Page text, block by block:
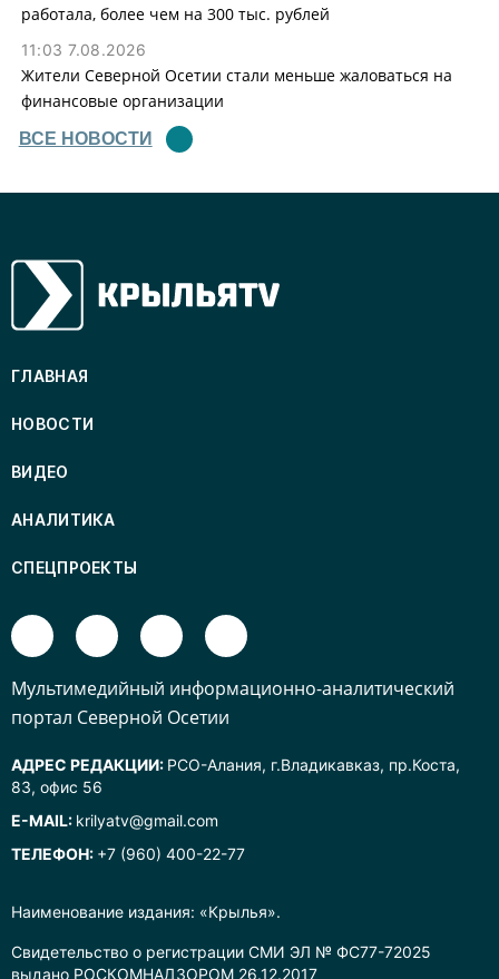
работала, более чем на 300 тыс. рублей
11:03 7.08.2026
Жители Северной Осетии стали меньше жаловаться на
финансовые организации
ВСЕ НОВОСТИ
Наименование издания: «Крылья».
Свидетельство о регистрации СМИ ЭЛ № ФС77-72025
выдано РОСКОМНАДЗОРОМ 26.12.2017
ГЛАВНАЯ
НОВОСТИ
ВИДЕО
АНАЛИТИКА
СПЕЦПРОЕКТЫ
Mультимедийный информационно-аналитический
портал Северной Осетии
АДРЕС РЕДАКЦИИ: РСО-Алания, г.Владикавказ, пр.Коста,
83, офис 56
E-MAIL: krilyatv@gmail.com
ТЕЛЕФОН: +7 (960) 400-22-77